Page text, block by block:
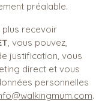
préalable.
plus recevoir
, vous pouvez,
justification, vous
direct et vous
personnelles
.